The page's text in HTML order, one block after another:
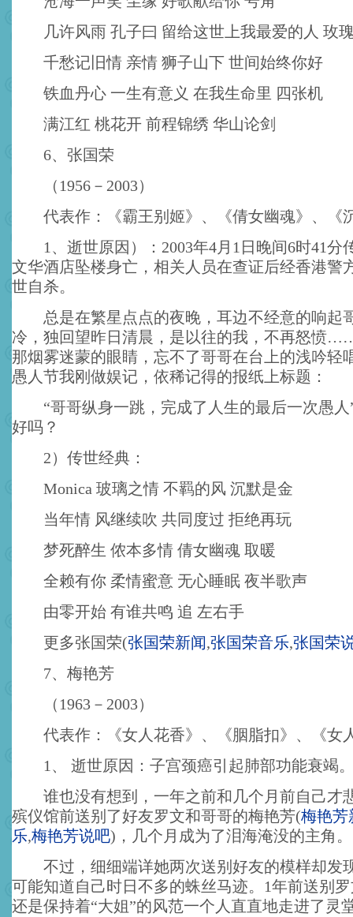
几许风雨 孔子曰 留给这世上我最爱的人 玫
千愁记旧情 亲情 狮子山下 世间始终你好
铁血丹心 一生有意义 在我生命里 四张机
满江红 桃花开 前程锦绣 华山论剑
6、张国荣
（1956－2003）
代表作：《霸王别姬》、《倩女幽魂》、《
1、逝世原因）：2003年4月1日晚间6时41分
文华酒店坠楼身亡，相关人员在查证后经香港警
世自杀。
总是在繁星点点的夜晚，耳边不经意的响起
冷，独回望昨日清晨，是以往的我，不再怒愤
那烟雾迷蒙的眼睛，忘不了哥哥在台上的浅吟轻
愚人节我刚做娱记，依稀记得的报纸上标题：
“哥哥纵身一跳，完成了人生的最后一次愚人
好吗？
2）传世经典：
Monica 玻璃之情 不羁的风 沉默是金
当年情 风继续吹 共同度过 拒绝再玩
梦死醉生 侬本多情 倩女幽魂 取暖
全赖有你 柔情蜜意 无心睡眠 夜半歌声
由零开始 有谁共鸣 追 左右手
更多张国荣(张国荣新闻,张国荣音乐,张国荣
7、梅艳芳
（1963－2003）
代表作：《女人花香》、《胭脂扣》、《女
1、 逝世原因：子宫颈癌引起肺部功能衰竭
谁也没有想到，一年之前和几个月前自己才
殡仪馆前送别了好友罗文和哥哥的梅艳芳(梅艳芳
乐,梅艳芳说吧) ，几个月成为了泪海淹没的主角。
不过，细细端详她两次送别好友的模样却发
可能知道自己时日不多的蛛丝马迹。1年前送别
还是保持着“大姐”的风范一个人直直地走进了灵